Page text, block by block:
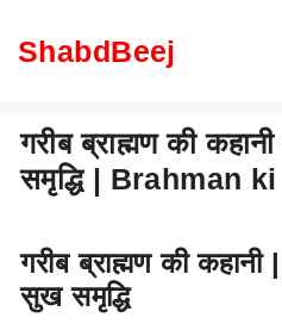
toShabdBeej
गरीब ब्राह्मण की
समृद्धि | Brahman
गरीब ब्राह्मण की
सुख समृद्धि